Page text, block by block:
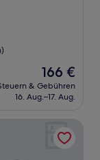
Der
Preis
beträgt
166 €
& Gebühren
16. Aug.–17. Aug.